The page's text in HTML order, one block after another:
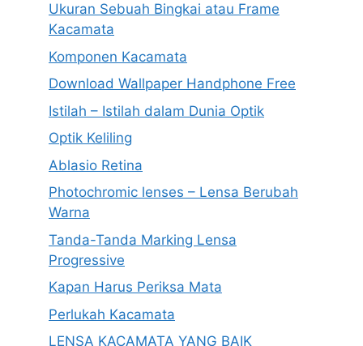
Ukuran Sebuah Bingkai atau Frame
Kacamata
Komponen Kacamata
Download Wallpaper Handphone Free
Istilah – Istilah dalam Dunia Optik
Optik Keliling
Ablasio Retina
Photochromic lenses – Lensa Berubah
Warna
Tanda-Tanda Marking Lensa
Progressive
Kapan Harus Periksa Mata
Perlukah Kacamata
LENSA KACAMATA YANG BAIK